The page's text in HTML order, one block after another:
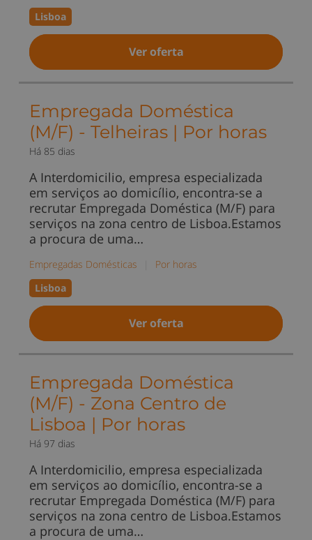
Lisboa
Ver oferta
Empregada Doméstica
(M/F) - Telheiras | Por horas
Há 85 dias
A Interdomicilio, empresa especializada
em serviços ao domicílio, encontra-se a
recrutar Empregada Doméstica (M/F) para
serviços na zona centro de Lisboa.Estamos
a procura de uma…
Empregadas Domésticas
Por horas
Lisboa
Ver oferta
Empregada Doméstica
(M/F) - Zona Centro de
Lisboa | Por horas
Há 97 dias
A Interdomicilio, empresa especializada
em serviços ao domicílio, encontra-se a
recrutar Empregada Doméstica (M/F) para
serviços na zona centro de Lisboa.Estamos
a procura de uma…